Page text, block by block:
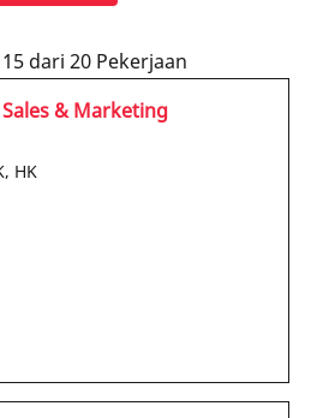
dari 20 Pekerjaan
pencarian
Gunakan
tombol
& Marketing
HK